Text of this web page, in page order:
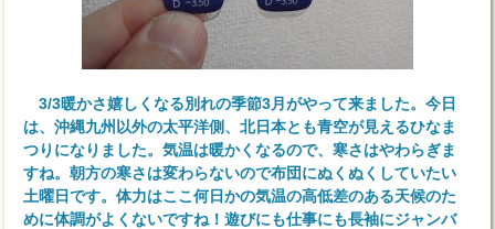
3/3暖かさ嬉しくなる別れの季節3月がやって来ました。今日
は、沖縄九州以外の太平洋側、北日本とも青空が見えるひなま
つりになりました。気温は暖かくなるので、寒さはやわらぎま
すね。朝方の寒さは変わらないので布団にぬくぬくしていたい
土曜日です。体力はここ何日かの気温の高低差のある天候のた
めに体調がよくないですね！遊びにも仕事にも長袖にジャンバ